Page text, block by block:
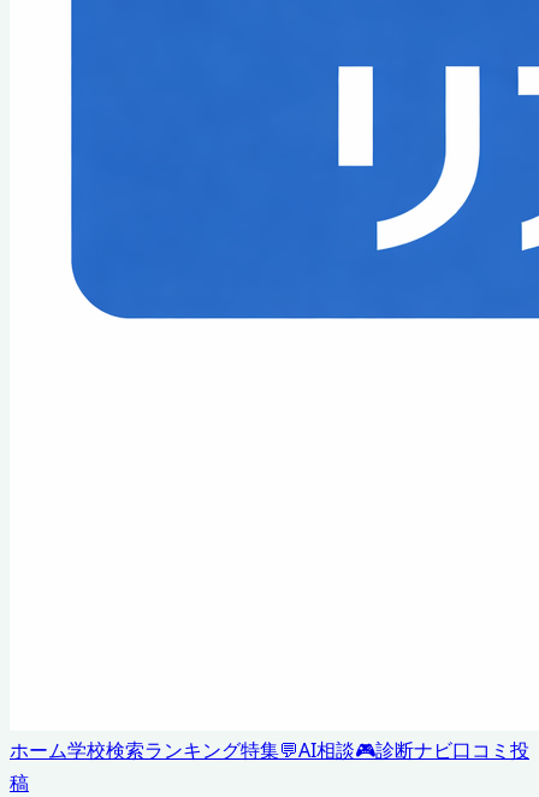
ホーム学校検索ランキング特集💬AI相談🎮診断ナビ口コミ投
稿